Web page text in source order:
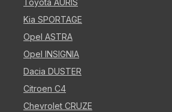
Toyota AURIS
Kia SPORTAGE
Opel ASTRA
Opel INSIGNIA
Dacia DUSTER
Citroen C4
Chevrolet CRUZE